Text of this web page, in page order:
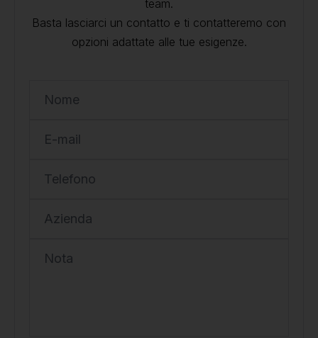
team.
Basta lasciarci un contatto e ti contatteremo con
opzioni adattate alle tue esigenze.
Nome
E-mail
Telefono
Azienda
Nota